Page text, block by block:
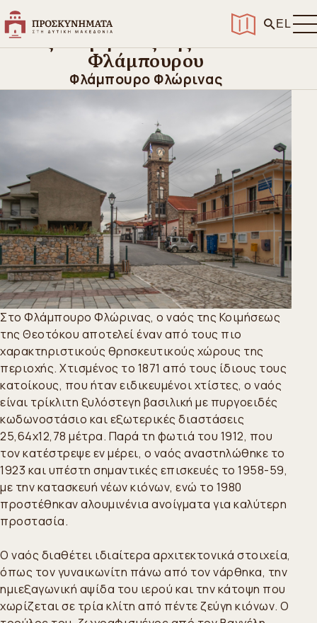
EL
Αρχική
Ναός Κοιμήσεως της Θεοτόκου Φλάμπουρου
Ναός Κοιμήσεως της Θεοτόκου
Φλάμπουρου
Φλάμπουρο Φλώρινας
Στο Φλάμπουρο Φλώρινας, ο ναός της Κοιμήσεως
της Θεοτόκου αποτελεί έναν από τους πιο
χαρακτηριστικούς θρησκευτικούς χώρους της
περιοχής. Χτισμένος το 1871 από τους ίδιους τους
κατοίκους, που ήταν ειδικευμένοι χτίστες, ο ναός
είναι τρίκλιτη ξυλόστεγη βασιλική με πυργοειδές
κωδωνοστάσιο και εξωτερικές διαστάσεις
25,64x12,78 μέτρα. Παρά τη φωτιά του 1912, που
τον κατέστρεψε εν μέρει, ο ναός αναστηλώθηκε το
1923 και υπέστη σημαντικές επισκευές το 1958-59,
με την κατασκευή νέων κιόνων, ενώ το 1980
προστέθηκαν αλουμινένια ανοίγματα για καλύτερη
προστασία.
Ο ναός διαθέτει ιδιαίτερα αρχιτεκτονικά στοιχεία,
όπως τον γυναικωνίτη πάνω από τον νάρθηκα, την
ημιεξαγωνική αψίδα του ιερού και την κάτοψη που
χωρίζεται σε τρία κλίτη από πέντε ζεύγη κιόνων. Ο